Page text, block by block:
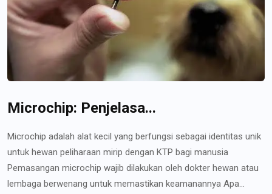
Microchip: Penjelasa...
Microchip adalah alat kecil yang berfungsi sebagai identitas unik
untuk hewan peliharaan mirip dengan KTP bagi manusia
Pemasangan microchip wajib dilakukan oleh dokter hewan atau
lembaga berwenang untuk memastikan keamanannya Apa...